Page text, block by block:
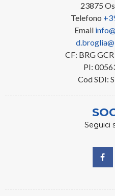
23875
Telefono
Email
CF: BRG
PI:
Cod SDI:
Seguici